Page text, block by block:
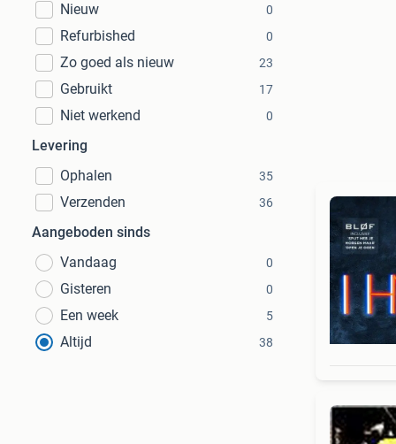
Nieuw
0
Refurbished 0
Zo goed als nieuw 23
Gebruikt 17
Niet werkend 0
Levering
Ophalen
35
Verzenden 36
Aangeboden sinds
Vandaag
0
Gisteren 0
Een week 5
Altijd 38